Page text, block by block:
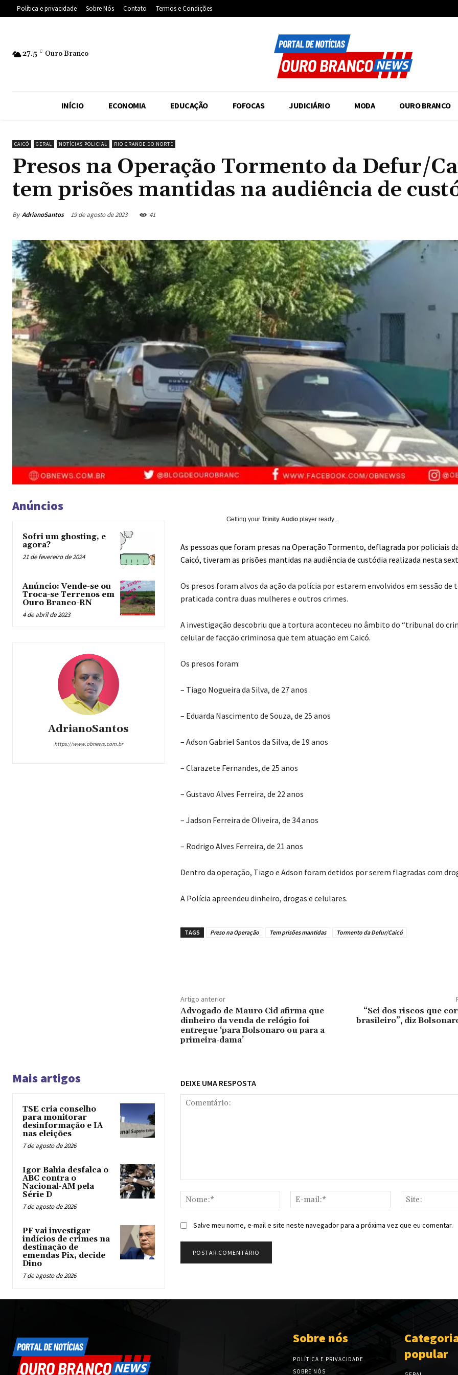
Política e privacidade Sobre Nós Contato Termos e Condições
27.5 C Ouro Branco
INÍCIO ECONOMIA EDUCAÇÃO FOFOCAS JUDICIÁRIO MODA OURO BRANCO
CAICÓ GERAL NOTÍCIAS POLICIAL RIO GRANDE DO NORTE
Presos na Operação Tormento da Defur/
tem prisões mantidas na audiência de
By AdrianoSantos 19 de agosto de 2023 41
Anúncios
Sofri um ghosting, e
agora?
21 de fevereiro de 2024
Anúncio: Vende-se ou
Troca-se Terrenos em
Ouro Branco-RN
4 de abril de 2023
AdrianoSantos
https://www.obnews.com.br
Getting your Trinity Audioplayer ready...
As pessoas que foram presas na Operação Tormento, deflagrada por policiais
Caicó, tiveram as prisões mantidas na audiência de custódia realizada nesta
Os presos foram alvos da ação da polícia por estarem envolvidos em sessão de
praticada contra duas mulheres e outros crimes.
A investigação descobriu que a tortura aconteceu no âmbito do “tribunal do
celular de facção criminosa que tem atuação em Caicó.
Os presos foram:
– Tiago Nogueira da Silva, de 27 anos
– Eduarda Nascimento de Souza, de 25 anos
– Adson Gabriel Santos da Silva, de 19 anos
– Clarazete Fernandes, de 25 anos
– Gustavo Alves Ferreira, de 22 anos
– Jadson Ferreira de Oliveira, de 34 anos
– Rodrigo Alves Ferreira, de 21 anos
Dentro da operação, Tiago e Adson foram detidos por serem flagradas com
A Polícia apreendeu dinheiro, drogas e celulares.
TAGS Preso na Operação Tem prisões mantidas Tormento da Defur/Caicó
Artigo anterior
Advogado de Mauro Cid afirma que
dinheiro da venda de relógio foi
entregue ‘para Bolsonaro ou para a
primeira-dama’
“Sei dos riscos que
brasileiro”, diz
Mais artigos
TSE cria conselho
para monitorar
desinformação e IA
nas eleições
7 de agosto de 2026
Igor Bahia desfalca o
ABC contra o
Nacional-AM pela
Série D
7 de agosto de 2026
PF vai investigar
indícios de crimes na
destinação de
emendas Pix, decide
Dino
7 de agosto de 2026
DEIXE UMA RESPOSTA
Nome:*
mail:*
Salve meu nome, e-mail e site neste navegador para a próxima vez que eu comentar.
Sobre nós
POLÍTICA E PRIVACIDADE
SOBRE NÓS
popular